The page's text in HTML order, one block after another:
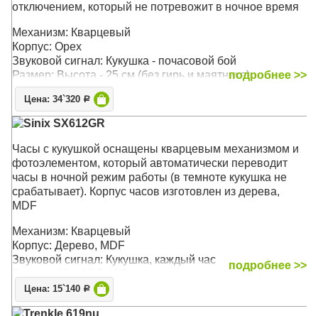
отключением, который не потревожит в ночное время
Механизм: Кварцевый
Корпус: Орех
Звуковой сигнал: Кукушка - почасовой бой
Размер: Высота - 25 см (без гирь и маятника)подробнее >>
Цена: 34`320 Р
Sinix SX612GR
Часы с кукушкой оснащены кварцевым механизмом и
фотоэлементом, который автоматически переводит
часы в ночной режим работы (в темноте кукушка не
срабатывает). Корпус часов изготовлен из дерева,
MDF
Механизм: Кварцевый
Корпус: Дерево, MDF
Звуковой сигнал: Кукушка, каждый час
подробнее >>
Цена: 15`140 Р
Trenkle 619nu